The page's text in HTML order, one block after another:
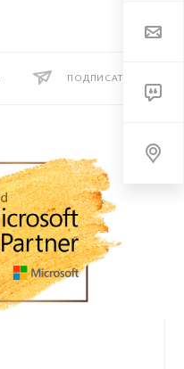
ПОДПИСАТЬСЯ
2014 2013